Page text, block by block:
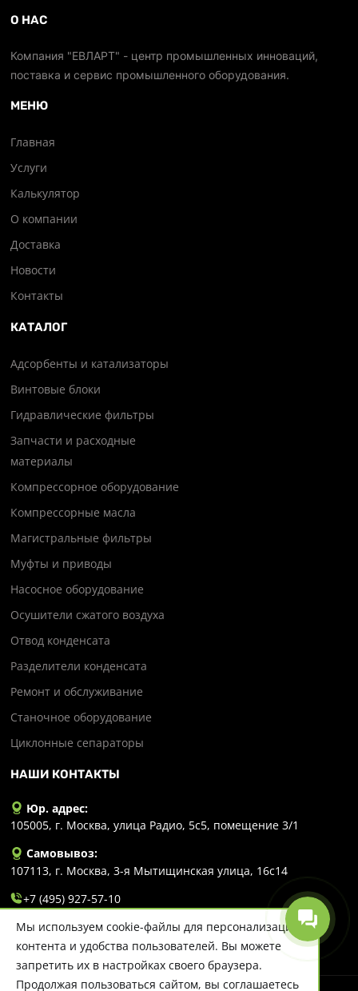
О НАС
Компания "ЕВЛАРТ" - центр промышленных инноваций,
поставка и сервис промышленного оборудования.
МЕНЮ
Главная
Услуги
Калькулятор
О компании
Доставка
Новости
Контакты
КАТАЛОГ
Адсорбенты и катализаторы
Винтовые блоки
Гидравлические фильтры
Запчасти и расходные
материалы
Компрессорное оборудование
Компрессорные масла
Магистральные фильтры
Муфты и приводы
Насосное оборудование
Осушители сжатого воздуха
Отвод конденсата
Разделители конденсата
Ремонт и обслуживание
Станочное оборудование
Циклонные сепараторы
НАШИ КОНТАКТЫ
Юр. адрес:
105005, г. Москва, улица Радио, 5с5, помещение 3/1
Самовывоз:
107113, г. Москва, 3-я Мытищинская улица, 16с14
+7 (495) 927-57-10
info@evlart.ru
Мы используем cookie-файлы для персонализации
контента и удобства пользователей. Вы можете
запретить их в настройках своего браузера.
Продолжая пользоваться сайтом, вы соглашаетесь